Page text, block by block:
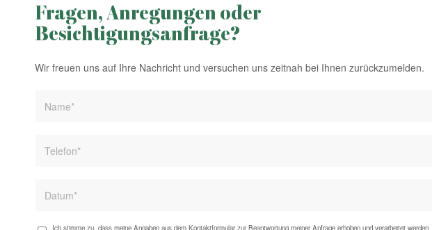
Fragen, Anregungen oder
Besichtigungsanfrage?
Wir freuen uns auf Ihre Nachricht und versuchen uns zeitnah bei Ihnen zurückzumelden.
Ich stimme zu, dass meine Angaben aus dem Kontaktformular zur Beantwortung meiner Anfrage erhoben und verarbeitet werden.